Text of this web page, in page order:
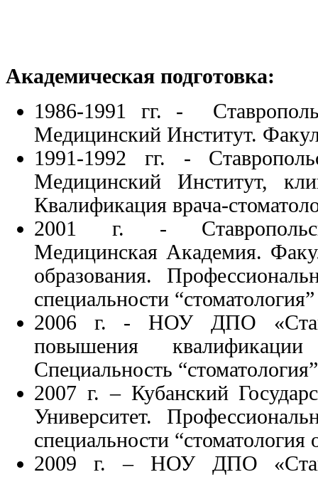
Академическая подготовка:
1986-1991 гг. -
Медицинский Институт.
1991-1992 гг. -
Медицинский Институт,
Квалификация врача-
2001 г. -
Медицинская Академия.
образования.
специальности “стоматология”
2006 г. - НОУ ДПО
повышения
Специальность “стоматология”
2007 г. – Кубанский
Университет.
специальности “стоматология
2009 г. – НОУ ДПО